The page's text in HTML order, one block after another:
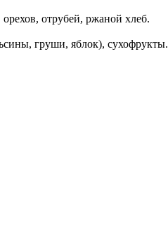
отрубей, ржаной хлеб.
груши, яблок), сухофрукты.